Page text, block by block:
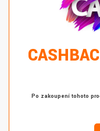
Po zakoupení tohoto